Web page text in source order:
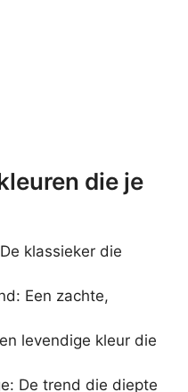
die je
klassieker die
Een zachte,
levendige kleur die
De trend die diepte